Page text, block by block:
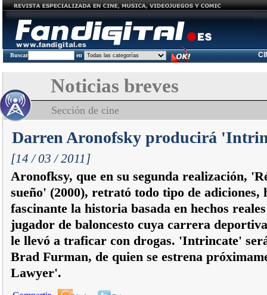
Buscar en
Noticias breves
Sección de cine
Darren Aronofsky producirá
[14 / 03 / 2011]
Aronofksy, que en su segunda realización,
sueño' (2000), retrató todo tipo de adiciones,
fascinante la historia basada en hechos
jugador de baloncesto cuya carrera
le llevó a traficar con drogas. 'Intrincate'
Brad Furman, de quien se estrena
Lawyer'.